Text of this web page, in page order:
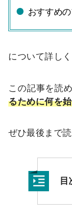
おすすめ
について詳し
この記事を読
るために何を
ぜひ最後まで
目